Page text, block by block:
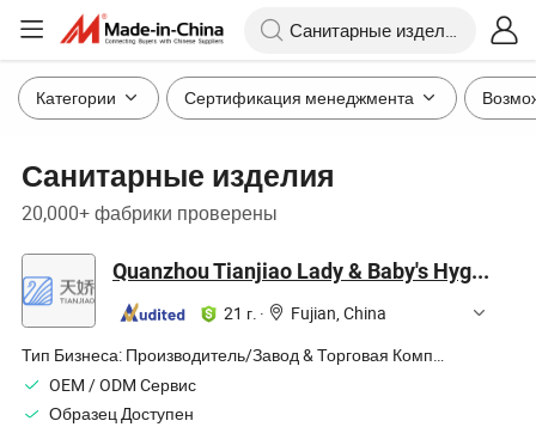
Категории Сертификация менеджмента
Санитарные изделия
20,000+ фабрики проверены
Quanzhou Tianjiao Lady & Baby's Hygiene Supply Co., Ltd.
21 г. ·
Fujian, China
Тип Бизнеса:
Производитель/Завод & Торговая Компания
OEM / ODM Cервис
Образец Доступен